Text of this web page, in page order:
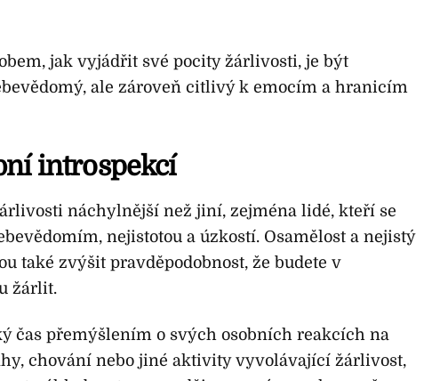
jak vyjádřit své pocity žárlivosti, je být
ale zároveň citlivý k emocím a hranicím
introspekcí
náchylnější než jiní, zejména lidé, kteří se
nejistotou a úzkostí. Osamělost a nejistý
také zvýšit pravděpodobnost, že budete v
žárlit.
čas přemýšlením o svých osobních reakcích na
chování nebo jiné aktivity vyvolávající žárlivost,